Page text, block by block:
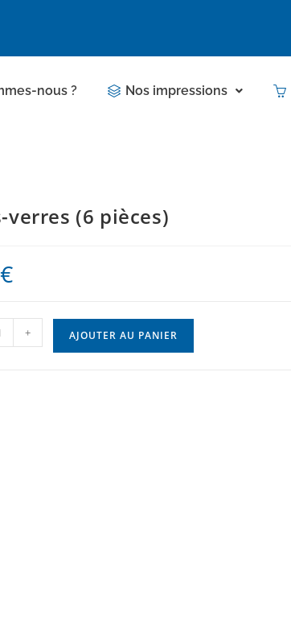
nous ? Nos impressions
verres (6 pièces)
€
+ AJOUTER AU PANIER